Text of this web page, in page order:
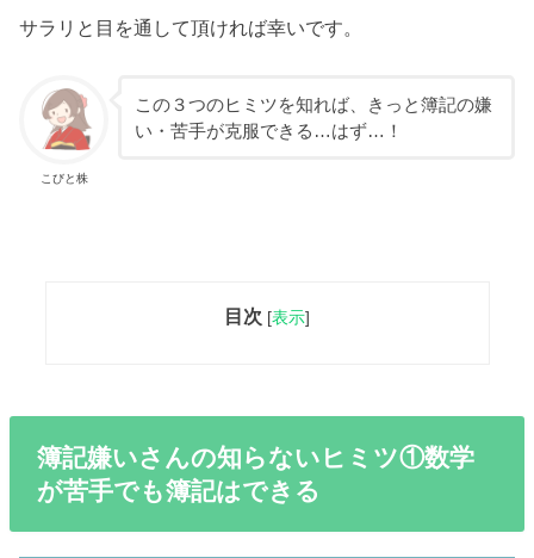
サラリと目を通して頂ければ幸いです。
こびと株
この３つのヒミツを知れば、きっと簿記の嫌
い・苦手が克服できる…はず…！
目次 [表示]
簿記嫌いさんの知らないヒミツ①数学
が苦手でも簿記はできる